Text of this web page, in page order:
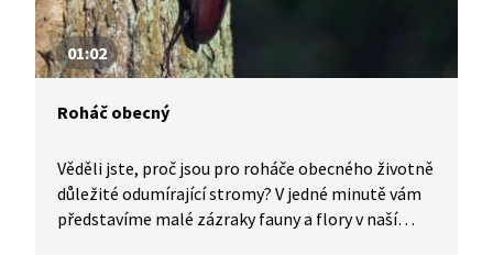
01:02
Roháč obecný
Věděli jste, proč jsou pro roháče obecného životně
důležité odumírající stromy? V jedné minutě vám
představíme malé zázraky fauny a flory v naší